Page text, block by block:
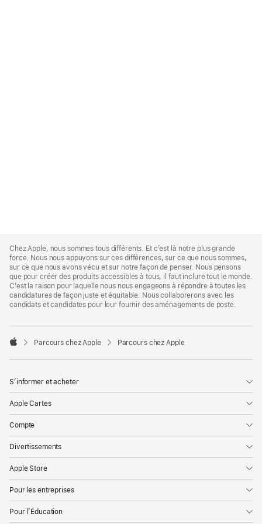
Footer
Chez Apple, nous sommes tous différents. Et c’est là notre plus grande
force. Nous nous appuyons sur ces différences, sur ce que nous sommes,
sur ce que nous avons vécu et sur notre façon de penser. Nous pensons
que pour créer des produits accessibles à tous, il faut inclure tout le monde.
C’est la raison pour laquelle nous nous engageons à répondre à toutes les
candidatures de façon juste et équitable. Nous collaborerons avec les
candidats et candidates pour leur fournir des aménagements de poste.

Parcours chez Apple Parcours chez Apple
S’informer et acheter
Apple Cartes
Compte
Divertissements
Apple Store
Pour les entreprises
Pour l’Éducation